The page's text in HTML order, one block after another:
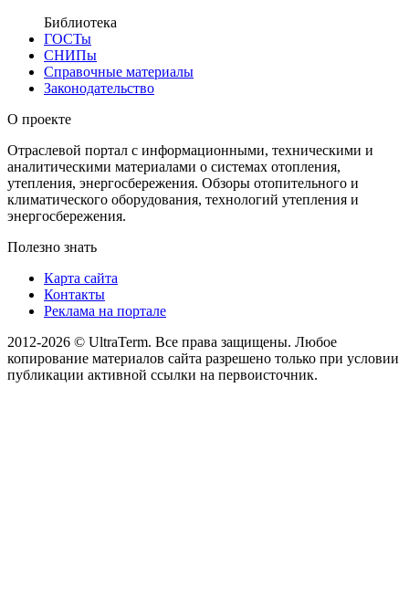
Библиотека
ГОСТы
СНИПы
Справочные материалы
Законодательство
О проекте
Отраслевой портал с информационными, техническими и
аналитическими материалами о системах отопления,
утепления, энергосбережения. Обзоры отопительного и
климатического оборудования, технологий утепления и
энергосбережения.
Полезно знать
Карта сайта
Контакты
Реклама на портале
2012-2026 © UltraTerm. Все права защищены. Любое
копирование материалов сайта разрешено только при условии
публикации активной ссылки на первоисточник.